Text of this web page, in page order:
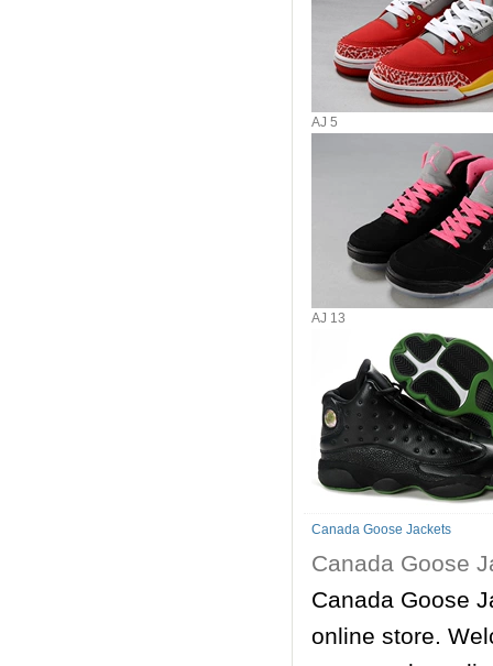
AJ 5
AJ 13
Canada Goose Jackets
Canada Goose
Canada Goose
online store.